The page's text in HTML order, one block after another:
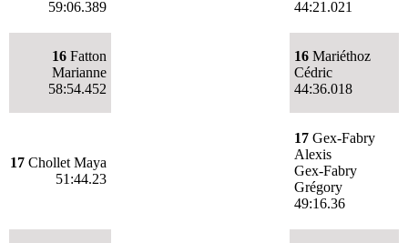
59:06.389
44:21.021
16 Fatton
Marianne
58:54.452
16 Mariéthoz
Cédric
44:36.018
17 Chollet Maya
51:44.23
17 Gex-Fabry
Alexis
Gex-Fabry
Grégory
49:16.36